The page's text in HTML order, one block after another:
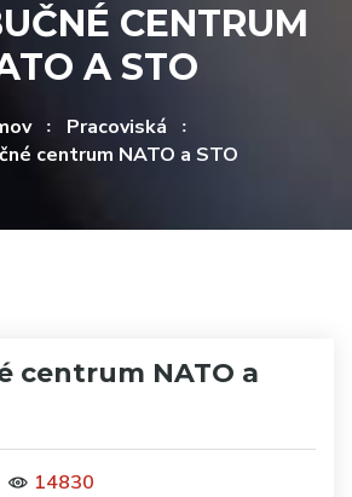
CENTRUM
A STO
Pracoviská
centrum NATO a STO
centrum NATO a
14830